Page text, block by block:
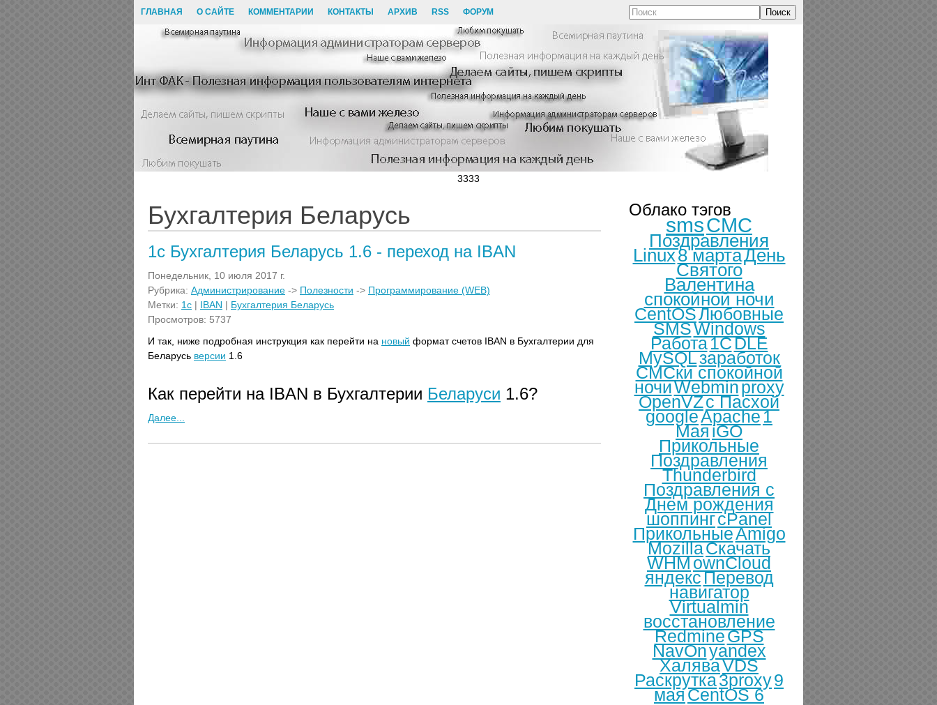
ГЛАВНАЯ О САЙТЕ КОММЕНТАРИИ КОНТАКТЫ АРХИВ RSS ФОРУМ Поиск
3333
Бухгалтерия Беларусь
1с Бухгалтерия Беларусь 1.6 - переход на IBAN
Понедельник, 10 июля 2017 г.
Рубрика: Администрирование -> Полезности -> Программирование (WEB)
Метки: 1с | IBAN | Бухгалтерия Беларусь
Просмотров: 5737
И так, ниже подробная инструкция как перейти на новый формат счетов IBAN в Бухгалтерии для
Беларусь версии 1.6
Как перейти на IBAN в Бухгалтерии Беларуси 1.6?
Далее...
Облако тэгов
smsСМС
Поздравления
Linux8 мартаДень
Святого
Валентина
спокойной ночи
CentOSЛюбовные
SMSWindows
Работа1СDLE
MySQLзаработок
СМСки спокойной
ночиWebminproxy
OpenVZс Пасхой
googleApache1
МаяiGO
Прикольные
Поздравления
Thunderbird
Поздравления с
Днем рождения
шоппингcPanel
ПрикольныеAmigo
MozillaСкачать
WHMownCloud
яндексПеревод
навигатор
Virtualmin
восстановление
RedmineGPS
NavOnyandex
ХаляваVDS
Раскрутка3proxy9
маяCentOS 6